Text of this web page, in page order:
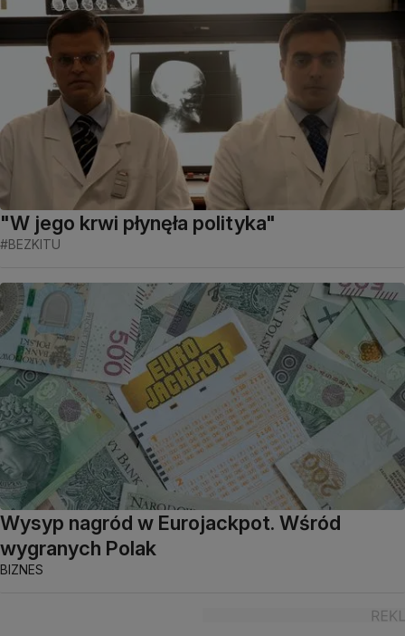
"W jego krwi płynęła polityka"
#BEZKITU
Wysyp nagród w Eurojackpot. Wśród
wygranych Polak
BIZNES